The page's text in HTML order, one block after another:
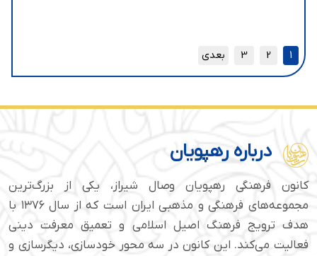
1
2
3 بعدی
درباره رهپویان
کانون فرهنگی رهپویان وصال شیراز، یکی از بزرگ‌ترین
مجموعه‌های فرهنگی و مذهبی ایران است که از سال ۱۳۷۶ با
هدف ترویج فرهنگ اصیل اسلامی و تعمیق معرفت دینی
فعالیت می‌کند. این کانون در سه محور خودسازی، دیگرسازی و